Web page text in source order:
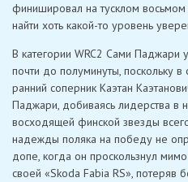
финишировал на тусклом восьмом
найти хоть какой-то уровень
В категории WRC2 Сами Паджари
почти до полуминуты, поскольку
ранний соперник Каэтан
Паджари, добиваясь лидерства в
восходящей финской звезды
надежды поляка на победу не
допе, когда он проскользнул
своей «Skoda Fabia RS»,